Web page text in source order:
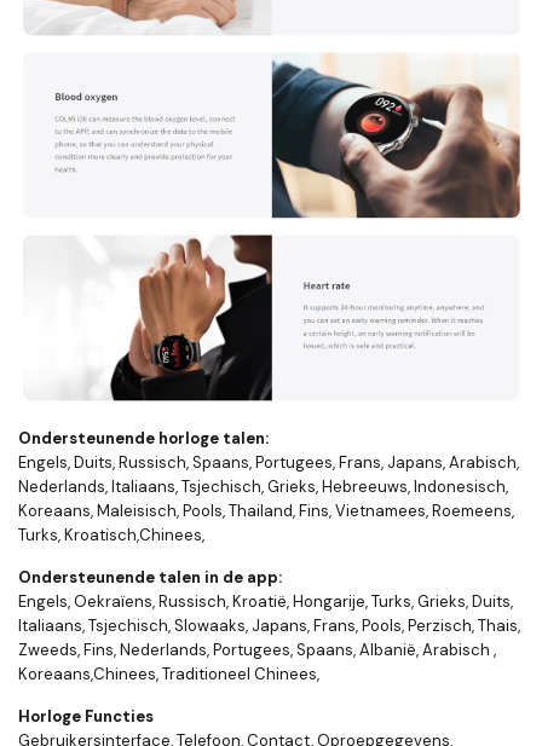
Ondersteunende horloge talen:
Engels, Duits, Russisch, Spaans, Portugees, Frans, Japans, Arabisch,
Nederlands, Italiaans, Tsjechisch, Grieks, Hebreeuws, Indonesisch,
Koreaans, Maleisisch, Pools, Thailand, Fins, Vietnamees, Roemeens,
Turks, Kroatisch,Chinees,
Ondersteunende talen in de app:
Engels, Oekraïens, Russisch, Kroatië, Hongarije, Turks, Grieks, Duits,
Italiaans, Tsjechisch, Slowaaks, Japans, Frans, Pools, Perzisch, Thais,
Zweeds, Fins, Nederlands, Portugees, Spaans, Albanië, Arabisch ,
Koreaans,Chinees, Traditioneel Chinees,
Horloge Functies
Gebruikersinterface, Telefoon, Contact, Oproepgegevens,